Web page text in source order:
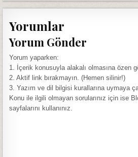
Yorumlar
Yorum Gönder
Yorum yaparken:
1. İçerik konusuyla alakalı olmasına özen
2. Aktif link bırakmayın. (Hemen silinir!)
3. Yazım ve dil bilgisi kurallarına uymaya
Konu ile ilgili olmayan sorularınız için ise
sayfalarını kullanınız.